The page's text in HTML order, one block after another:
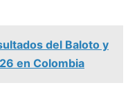
del Baloto y
en Colombia